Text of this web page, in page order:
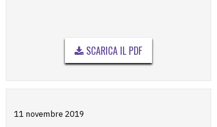
SCARICA IL PDF
11 novembre 2019